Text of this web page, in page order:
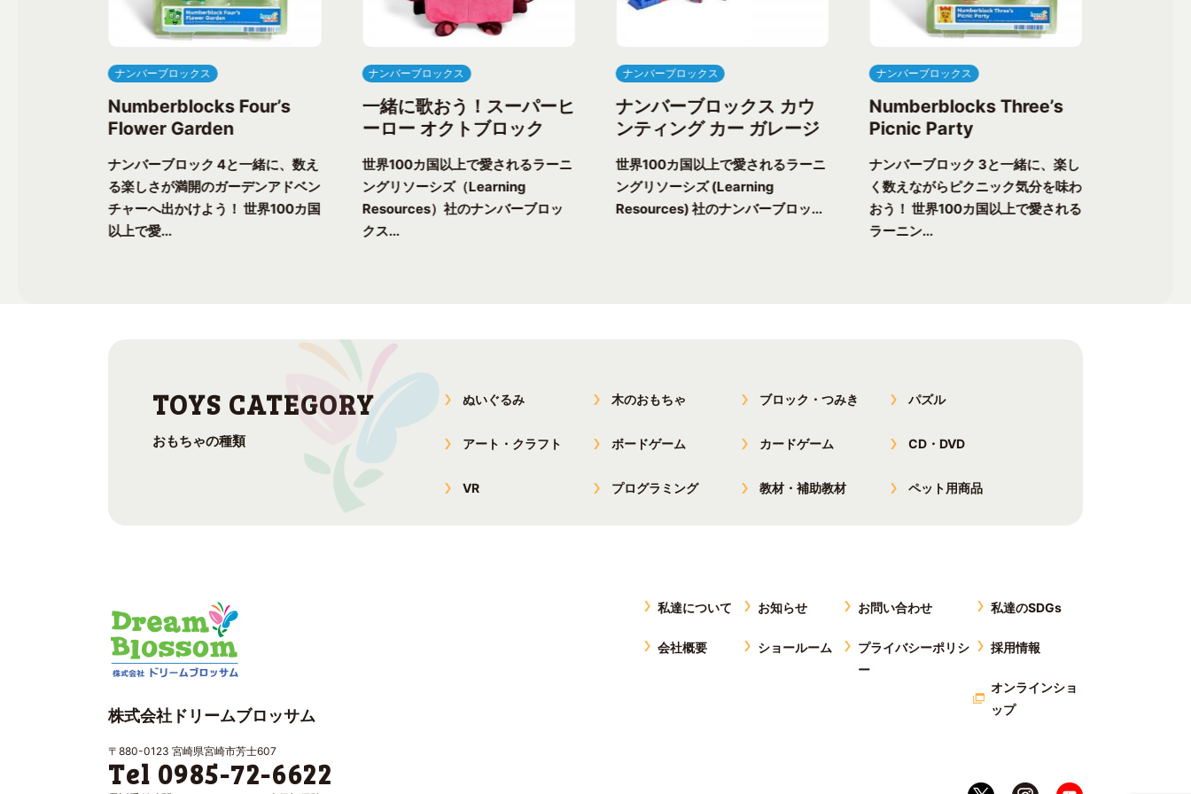
ナンバーブロックス
Numberblocks Four’s
Flower Garden
ナンバーブロック 4と一緒に、数え
る楽しさが満開のガーデンアドベン
チャーへ出かけよう！ 世界100カ国
以上で愛...
ナンバーブロックス
一緒に歌おう！スーパーヒ
ーロー オクトブロック
世界100カ国以上で愛されるラーニ
ングリソーシズ（Learning
Resources）社のナンバーブロッ
クス...
ナンバーブロックス
ナンバーブロックス カウ
ンティング カー ガレージ
世界100カ国以上で愛されるラーニ
ングリソーシズ (Learning
Resources) 社のナンバーブロッ...
ナンバーブロックス
Numberblocks Three’s
Picnic Party
ナンバーブロック 3と一緒に、楽し
く数えながらピクニック気分を味わ
おう！ 世界100カ国以上で愛される
ラーニン...
おもちゃの種類
ぬいぐるみ 木のおもちゃ ブロック・つみき パズル
アート・クラフト ボードゲーム カードゲーム CD・DVD
VR プログラミング 教材・補助教材 ペット用商品
私達について
会社概要
お知らせ
ショールーム
お問い合わせ
プライバシーポリシ
ー
私達のSDGs
採用情報
オンラインショ
ップ
株式会社ドリームブロッサム
〒880-0123 宮崎県宮崎市芳士607
Tel 0985-72-6622